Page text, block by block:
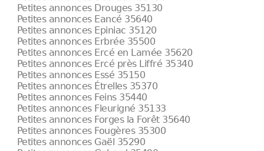
Petites annonces Drouges 35130
Petites annonces Eancé 35640
Petites annonces Epiniac 35120
Petites annonces Erbrée 35500
Petites annonces Ercé en Lamée 35620
Petites annonces Ercé près Liffré 35340
Petites annonces Essé 35150
Petites annonces Étrelles 35370
Petites annonces Feins 35440
Petites annonces Fleurigné 35133
Petites annonces Forges la Forêt 35640
Petites annonces Fougères 35300
Petites annonces Gaël 35290